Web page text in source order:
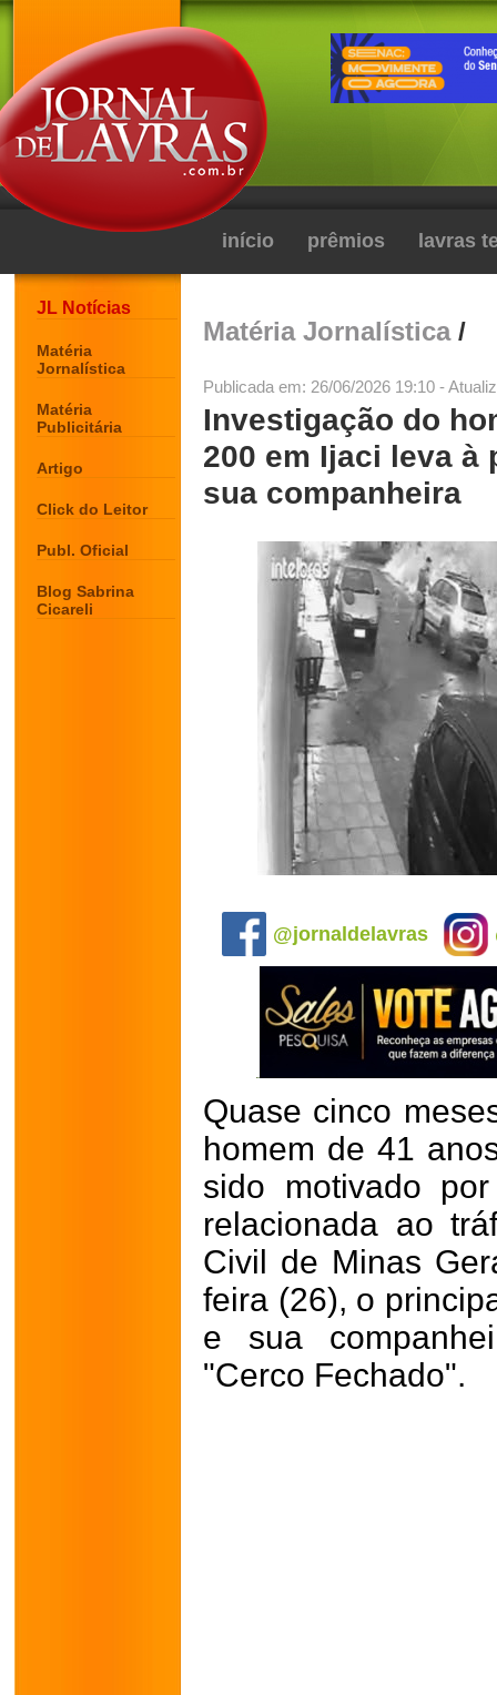
início prêmios lavras
JL Notícias
Matéria
Jornalística
Matéria
Publicitária
Artigo
Click do Leitor
Publ. Oficial
Blog Sabrina
Cicareli
Matéria Jornalística/
Publicada em: 26/06/2026 19:10 -
Investigação do
200 em Ijaci leva à
sua companheira
@jornaldelavras
Quase cinco
homem de 41
sido motivado
relacionada ao
Civil de Minas
feira (26), o
e sua
"Cerco Fechado".